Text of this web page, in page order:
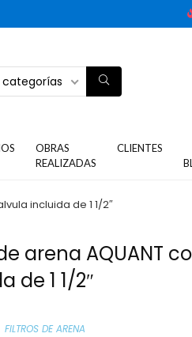
categorías
OBRAS
REALIZADAS
CLIENTES
incluida de 1 1/2″
arena AQUANT
de 1 1/2″
FILTROS DE ARENA